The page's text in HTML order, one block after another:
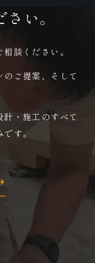
い。
談ください。
ご提案、そして
・施工のすべて
す。